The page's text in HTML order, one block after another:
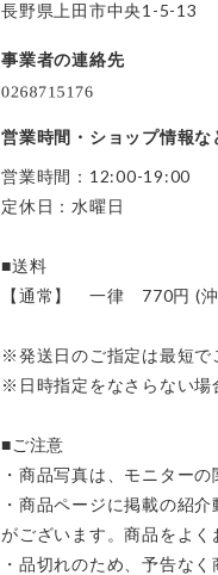
長野県上田市中央1-5-13
事業者の連絡先
営業時間・ショップ情報な
営業時間：12:00-19:00
定休日：水曜日
■送料
【通常】 一律 770円 (沖
※発送日のご指定は最短で
※日時指定をなさらない場
■ご注意
・商品写真は、モニター
・商品ページに掲載の紹
がございます。商品をよく
・品切れのため、予告な